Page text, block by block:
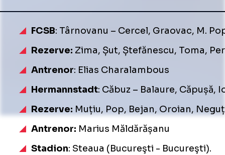
FCSB: Târnovanu – Cercel, Graovac, M.
Rezerve: Zima, Șut, Ștefănescu, Toma,
Antrenor: Elias Charalambous
Hermannstadt: Căbuz – Balaure,
Rezerve: Muțiu, Pop, Bejan, Oroian,
Antrenor: Marius Măldărășanu
Stadion: Steaua (Bucureşti - Bucureşti).